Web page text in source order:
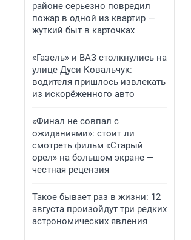
районе серьезно повредил
пожар в одной из квартир —
жуткий быт в карточках
«Газель» и ВАЗ столкнулись на
улице Дуси Ковальчук:
водителя пришлось извлекать
из искорёженного авто
«Финал не совпал с
ожиданиями»: стоит ли
смотреть фильм «Старый
орел» на большом экране —
честная рецензия
Такое бывает раз в жизни: 12
августа произойдут три редких
астрономических явления